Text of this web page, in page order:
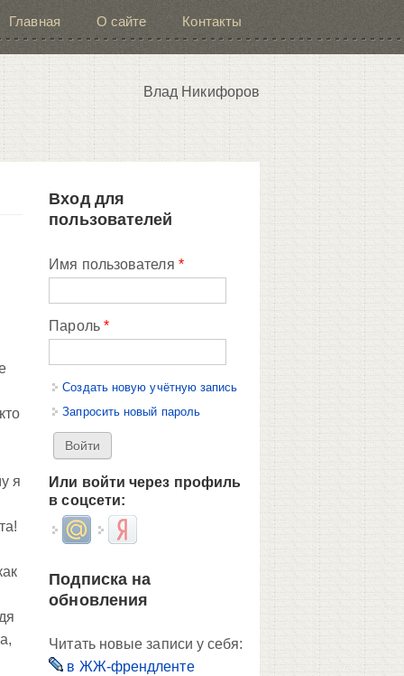
Главная О сайте Контакты
Влад Никифоров
я
Вход для
пользователей
Имя пользователя *
Пароль *
Создать новую учётную запись
Запросить новый пароль
Или войти через профиль
в соцсети:
Login with Mail.ruLogin with Яндекс
Подписка на
обновления
Читать новые записи у себя:
в ЖЖ-френдленте